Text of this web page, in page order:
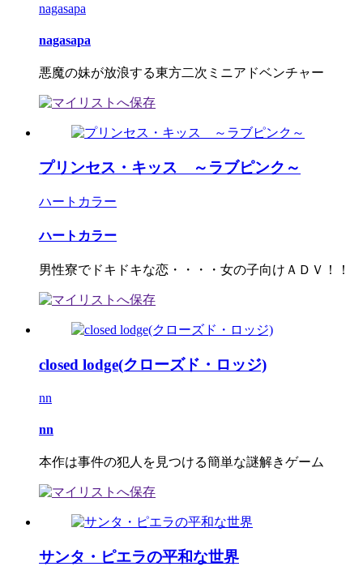
nagasapa
nagasapa
悪魔の妹が放浪する東方二次ミニアドベンチャー
プリンセス・キッス ～ラブピンク～
ハートカラー
ハートカラー
男性寮でドキドキな恋・・・・女の子向けＡＤＶ！！
closed lodge(クローズド・ロッジ)
nn
nn
本作は事件の犯人を見つける簡単な謎解きゲーム
サンタ・ピエラの平和な世界